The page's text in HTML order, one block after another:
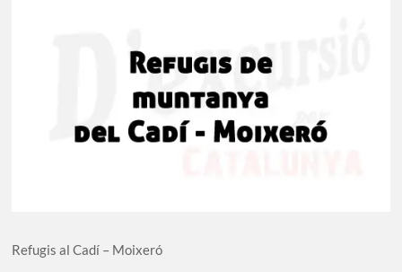
Refugis al Cadí – Moixeró